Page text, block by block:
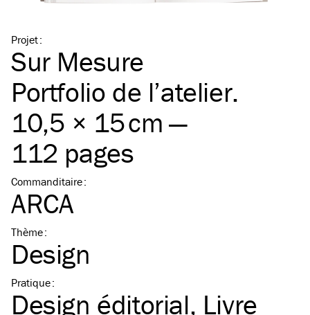
Projet:
Sur Mesure
Portfolio de l’atelier.
10,5 × 15 cm —
112 pages
Commanditaire:
ARCA
Thème:
Design
Pratique:
Design éditorial Livre